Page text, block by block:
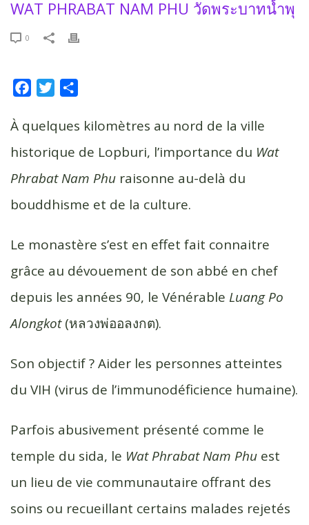
WAT PHRABAT NAM PHU วัดพระบาทน้ำพุ
0
c
b
o
k
i
t
e
r
a
g
r
À quelques kilomètres au nord de la ville
historique de Lopburi, l’importance du Wat
Phrabat Nam Phu raisonne au-delà du
bouddhisme et de la culture.
Le monastère s’est en effet fait connaitre
grâce au dévouement de son abbé en chef
depuis les années 90, le Vénérable Luang Po
Alongkot(หลวงพ่ออลงกต).
Son objectif ? Aider les personnes atteintes
du VIH (virus de l’immunodéficience humaine).
Parfois abusivement présenté comme le
temple du sida, le Wat Phrabat Nam Phu est
un lieu de vie communautaire offrant des
soins ou recueillant certains malades rejetés